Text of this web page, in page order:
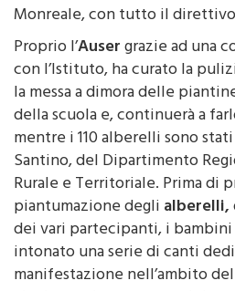
Proprio l’Ausergrazie ad una
con l’Istituto, ha curato la
la messa a dimora delle
della scuola e, continuerà a
mentre i 110 alberelli sono
Santino, del Dipartimento
Rurale e Territoriale. Prima di
piantumazione deglialberelli,
dei vari partecipanti, i
intonato una serie di canti
manifestazione nell’ambito
che la scuola porta avanti da